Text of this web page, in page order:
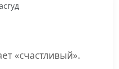
«счастливый».